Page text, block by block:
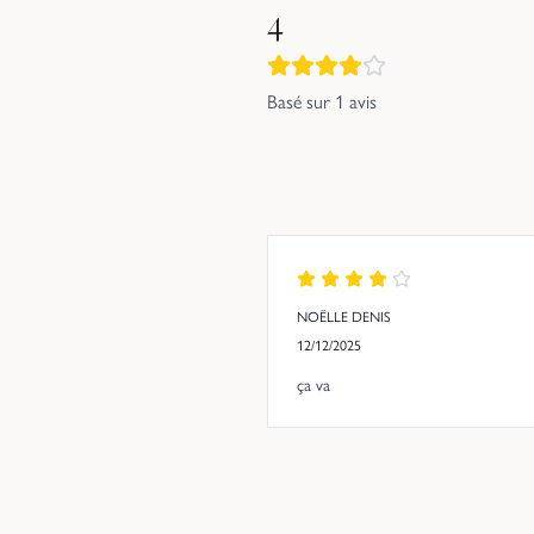
4
Basé sur 1 avis
NOËLLE DENIS
12/12/2025
ça va